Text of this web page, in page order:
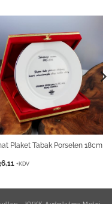
Plaket Tabak Porselen 18cm
+KDV